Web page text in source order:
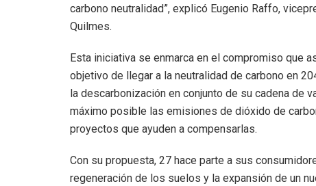
carbono neutralidad”, explicó Eugenio Raffo,
Quilmes.
Esta iniciativa se enmarca en el compromiso que
objetivo de llegar a la neutralidad de carbono en
la descarbonización en conjunto de su cadena de
máximo posible las emisiones de dióxido de
proyectos que ayuden a compensarlas.
Con su propuesta, 27 hace parte a sus
regeneración de los suelos y la expansión de un